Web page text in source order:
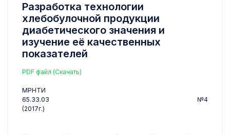
Разработка технологии
хлебобулочной продукции
диабетического значения и
изучение её качественных
показателей
PDF файл (Скачать)
МРНТИ
65.33.03 №4
(2017г.)